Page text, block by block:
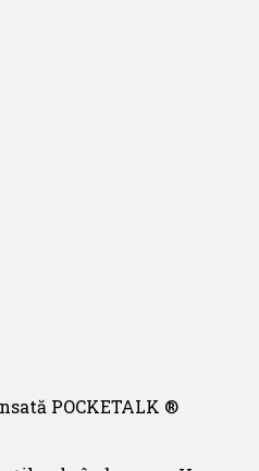
POCKETALK ®